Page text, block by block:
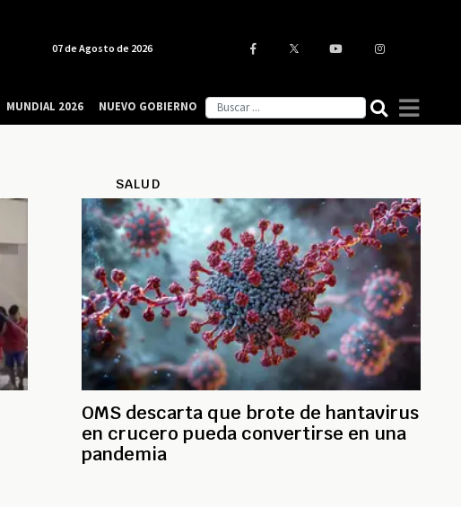
SALUD
OMS descarta que brote de hantavirus
en crucero pueda convertirse en una
pandemia
07 de Agosto de 2026
MUNDIAL 2026 NUEVO GOBIERNO